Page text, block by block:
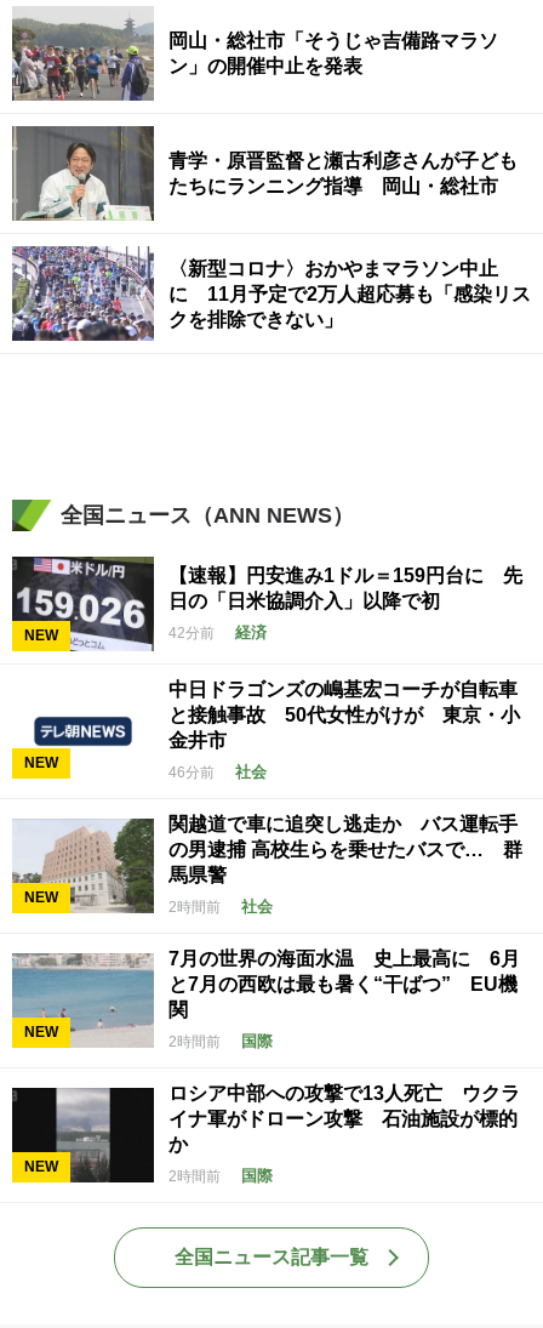
岡山・総社市「そうじゃ吉備路マラソ
ン」の開催中止を発表
青学・原晋監督と瀬古利彦さんが子ども
たちにランニング指導 岡山・総社市
〈新型コロナ〉おかやまマラソン中止
に 11月予定で2万人超応募も「感染リス
クを排除できない」
全国ニュース（ANN NEWS）
NEW
【速報】円安進み1ドル＝159円台に 先
日の「日米協調介入」以降で初
42分前 経済
NEW
中日ドラゴンズの嶋基宏コーチが自転車
と接触事故 50代女性がけが 東京・小
金井市
46分前 社会
NEW
関越道で車に追突し逃走か バス運転手
の男逮捕 高校生らを乗せたバスで… 群
馬県警
2時間前 社会
NEW
7月の世界の海面水温 史上最高に 6月
と7月の西欧は最も暑く“干ばつ” EU機
関
2時間前 国際
NEW
ロシア中部への攻撃で13人死亡 ウクラ
イナ軍がドローン攻撃 石油施設が標的
か
2時間前 国際
全国ニュース記事一覧